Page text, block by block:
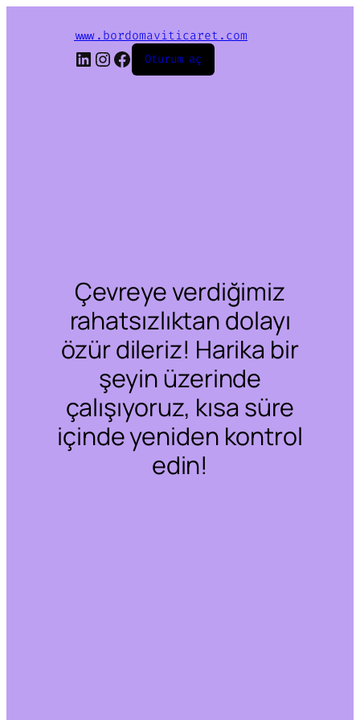
www.bordomaviticaret.com
LinkedIn
Instagram
Facebook
Oturum aç
Çevreye verdiğimiz
rahatsızlıktan dolayı
özür dileriz! Harika bir
şeyin üzerinde
çalışıyoruz, kısa süre
içinde yeniden kontrol
edin!